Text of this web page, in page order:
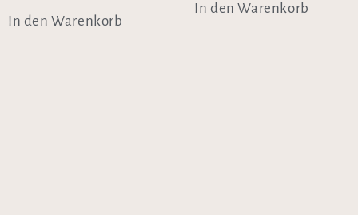
In den Warenkorb
In den Warenkorb